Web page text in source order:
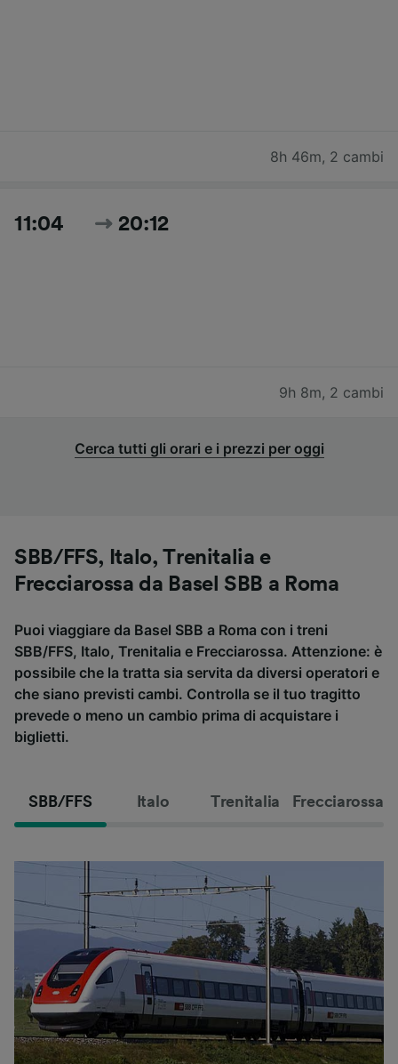
8h 46m, 2 cambi
11:04 20:12
9h 8m, 2 cambi
Cerca tutti gli orari e i prezzi per oggi
SBB/FFS, Italo, Trenitalia e
Frecciarossa da Basel SBB a Roma
Puoi viaggiare da Basel SBB a Roma con i treni
SBB/FFS, Italo, Trenitalia e Frecciarossa. Attenzione: è
possibile che la tratta sia servita da diversi operatori e
che siano previsti cambi. Controlla se il tuo tragitto
prevede o meno un cambio prima di acquistare i
biglietti.
SBB/FFS Italo Trenitalia Frecciarossa